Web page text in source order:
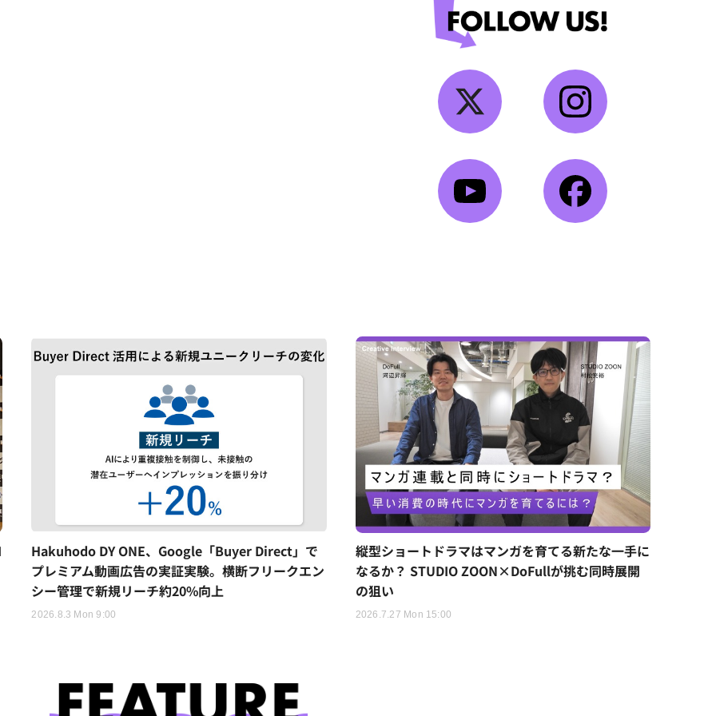
Hakuhodo DY ONE、Google「Buyer Direct」で
プレミアム動画広告の実証実験。横断フリークエン
シー管理で新規リーチ約20%向上
2026.8.3 Mon 9:00
縦型ショートドラマはマンガを育てる新たな一手に
なるか？ STUDIO ZOON×DoFullが挑む同時展開
の狙い
2026.7.27 Mon 15:00